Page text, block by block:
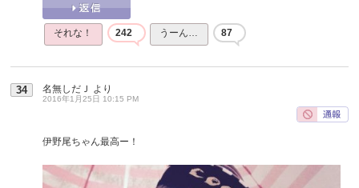
それな！ 242 うーん… 87
34 名無しだＪ より
2016年1月25日 10:15 PM
伊野尾ちゃん最高ー！